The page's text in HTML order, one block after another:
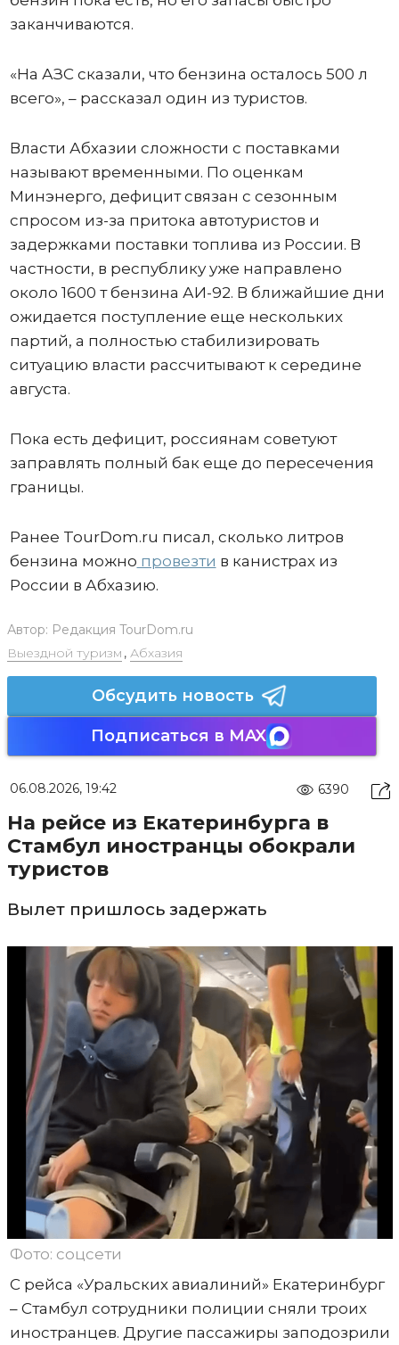
заканчиваются.
«На АЗС сказали, что бензина осталось 500 л
всего», – рассказал один из туристов.
Власти Абхазии сложности с поставками
называют временными. По оценкам
Минэнерго, дефицит связан с сезонным
спросом из-за притока автотуристов и
задержками поставки топлива из России. В
частности, в республику уже направлено
около 1600 т бензина АИ-92. В ближайшие дни
ожидается поступление еще нескольких
партий, а полностью стабилизировать
ситуацию власти рассчитывают к середине
августа.
Пока есть дефицит, россиянам советуют
заправлять полный бак еще до пересечения
границы.
Ранее TourDom.ru писал, сколько литров
бензина можно провезти в канистрах из
России в Абхазию.
Автор: Редакция TourDom.ru
Выездной туризм , Абхазия
Обсудить новость
Подписаться в MAX
06.08.2026, 19:42 6390
На рейсе из Екатеринбурга в
Стамбул иностранцы обокрали
туристов
Вылет пришлось задержать
Фото: соцсети
С рейса «Уральских авиалиний» Екатеринбург
– Стамбул сотрудники полиции сняли троих
иностранцев. Другие пассажиры заподозрили